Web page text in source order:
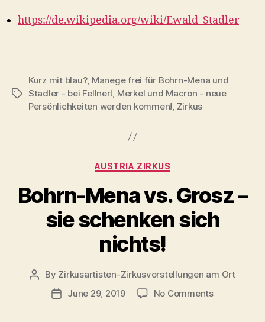
https://de.wikipedia.org/wiki/Ewald_Stadler
Tags
Kurz mit blau?, Manege frei für Bohrn-Mena und
Stadler - bei Fellner!, Merkel und Macron - neue
Persönlichkeiten werden kommen!, Zirkus
Categories
AUSTRIA ZIRKUS
Bohrn-Mena vs. Grosz –
sie schenken sich
nichts!
Post
author
By Zirkusartisten-Zirkusvorstellungen am Ort
PostJune 29, 2019 No Commentson